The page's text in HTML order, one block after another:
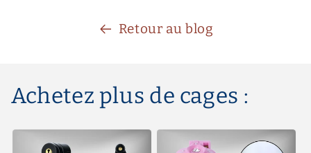
Retour au blog
Achetez plus de cages :